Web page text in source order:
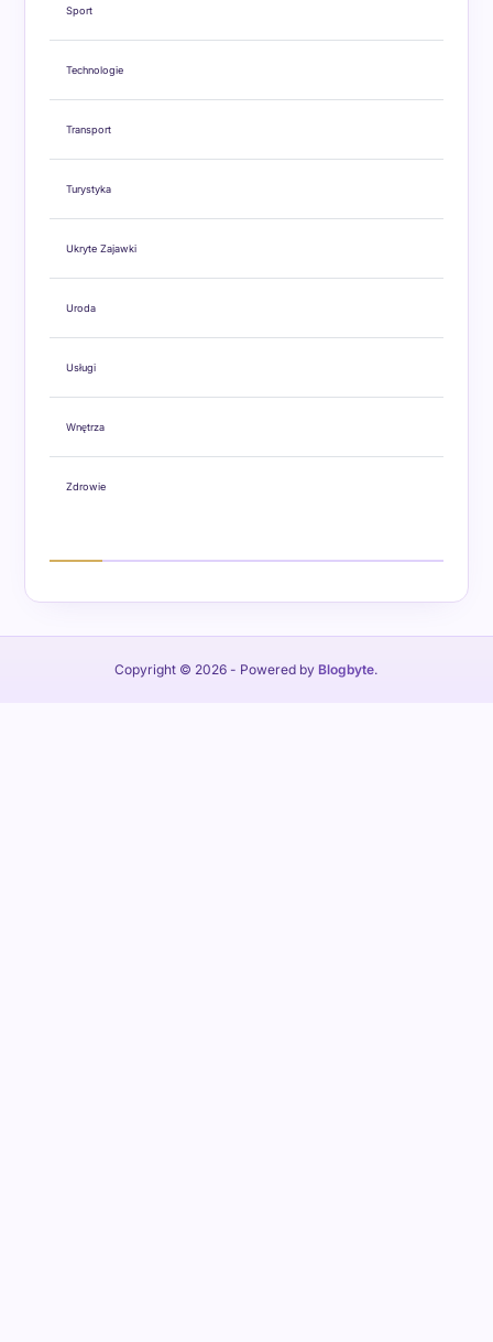
Sport
Technologie
Transport
Turystyka
Ukryte Zajawki
Uroda
Usługi
Wnętrza
Zdrowie
Copyright © 2026 - Powered by Blogbyte.